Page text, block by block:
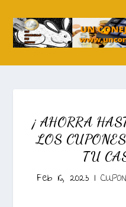
¡ AHORRA
LOS
TU
Feb 16, 2023 |